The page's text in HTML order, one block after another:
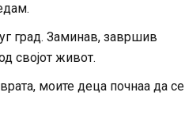
град. Заминав, завршив
својот живот.
моите деца почнаа да се